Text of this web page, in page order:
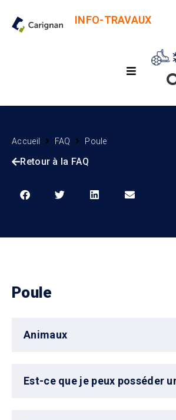
INFO-TRAVAUX
Accueil FAQ Poule
Retour à la FAQ
Poule
Animaux
Est-ce que je peux posséder